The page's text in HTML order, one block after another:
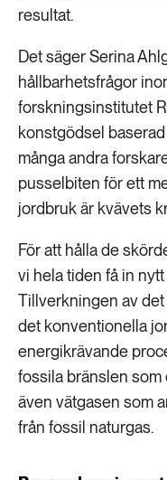
resultat.
Det säger Serina
hållbarhetsfrågor
forskningsinstitutet
konstgödsel
många andra
pusselbiten för ett
jordbruk är kvävets
För att hålla de
vi hela tiden få in
Tillverkningen av
det konventionella
energikrävande
fossila bränslen som
även vätgasen som
från fossil naturgas.